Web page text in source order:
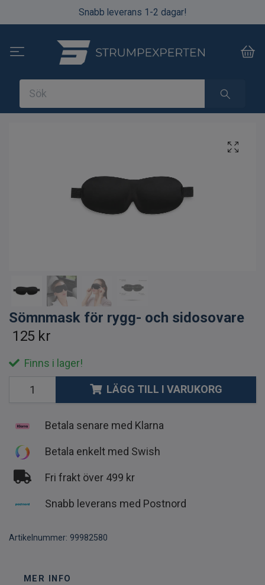
Snabb leverans 1-2 dagar!
Sömnmask för rygg- och sidosovare
125 kr
Finns i lager!
LÄGG TILL I VARUKORG
Betala senare med Klarna
Betala enkelt med Swish
Fri frakt över 499 kr
Snabb leverans med Postnord
Artikelnummer: 99982580
MER INFO